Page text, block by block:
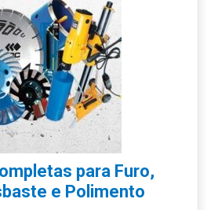
para Furo,
e Polimento